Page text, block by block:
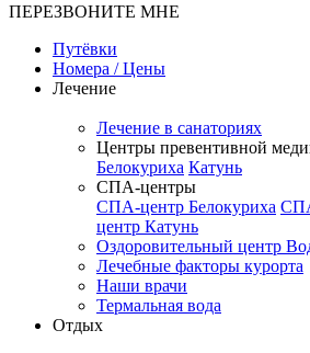
ПЕРЕЗВОНИТЕ МНЕ
Путёвки
Номера / Цены
Лечение
Лечение в санаториях
Центры превентивной
Белокуриха Катунь
СПА-центры
СПА-центр Белокуриха
центр Катунь
Оздоровительный центр
Лечебные факторы курорта
Наши врачи
Термальная вода
Отдых